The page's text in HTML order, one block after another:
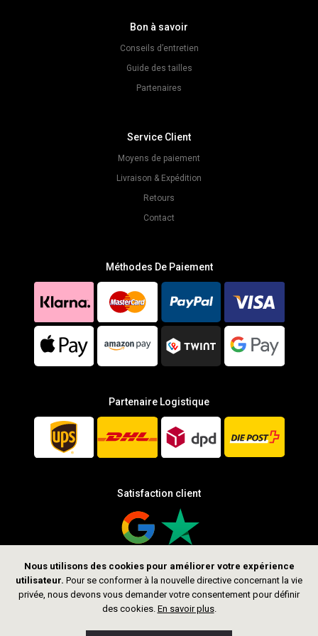
Nous utilisons des cookies pour améliorer votre expérience
utilisateur. Pour se conformer à la nouvelle directive concernant la vie
privée, nous devons vous demander votre consentement pour définir
des cookies. En savoir plus.
Bon à savoir
Conseils d’entretien
Guide des tailles
Partenaires
Service Client
Moyens de paiement
Livraison & Expédition
Retours
Contact
Méthodes De Paiement
Partenaire Logistique
Satisfaction client
Suis-nous